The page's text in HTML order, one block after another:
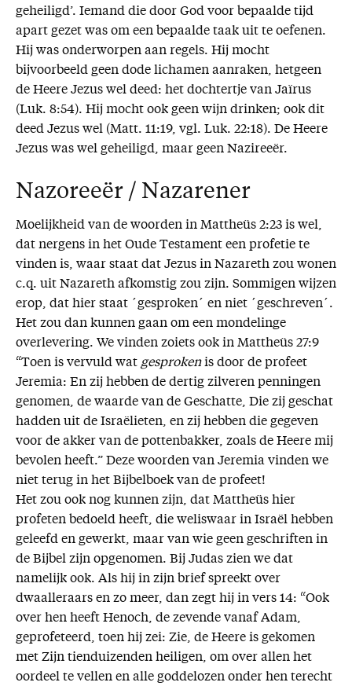
geheiligd’. Iemand die door God voor bepaalde tijd
apart gezet was om een bepaalde taak uit te oefenen.
Hij was onderworpen aan regels. Hij mocht
bijvoorbeeld geen dode lichamen aanraken, hetgeen
de Heere Jezus wel deed: het dochtertje van Jaïrus
(Luk. 8:54). Hij mocht ook geen wijn drinken; ook dit
deed Jezus wel (Matt. 11:19, vgl. Luk. 22:18). De Heere
Jezus was wel geheiligd, maar geen Nazireeër.
Nazoreeër / Nazarener
Moelijkheid van de woorden in Mattheüs 2:23 is wel,
dat nergens in het Oude Testament een profetie te
vinden is, waar staat dat Jezus in Nazareth zou wonen
c.q. uit Nazareth afkomstig zou zijn. Sommigen wijzen
erop, dat hier staat ´gesproken´ en niet ´geschreven´.
Het zou dan kunnen gaan om een mondelinge
overlevering. We vinden zoiets ook in Mattheüs 27:9
“Toen is vervuld wat gesprokenis door de profeet
Jeremia: En zij hebben de dertig zilveren penningen
genomen, de waarde van de Geschatte, Die zij geschat
hadden uit de Israëlieten, en zij hebben die gegeven
voor de akker van de pottenbakker, zoals de Heere mij
bevolen heeft.” Deze woorden van Jeremia vinden we
niet terug in het Bijbelboek van de profeet!
Het zou ook nog kunnen zijn, dat Mattheüs hier
profeten bedoeld heeft, die weliswaar in Israël hebben
geleefd en gewerkt, maar van wie geen geschriften in
de Bijbel zijn opgenomen. Bij Judas zien we dat
namelijk ook. Als hij in zijn brief spreekt over
dwaalleraars en zo meer, dan zegt hij in vers 14: “Ook
over hen heeft Henoch, de zevende vanaf Adam,
geprofeteerd, toen hij zei: Zie, de Heere is gekomen
met Zijn tienduizenden heiligen, om over allen het
oordeel te vellen en alle goddelozen onder hen terecht